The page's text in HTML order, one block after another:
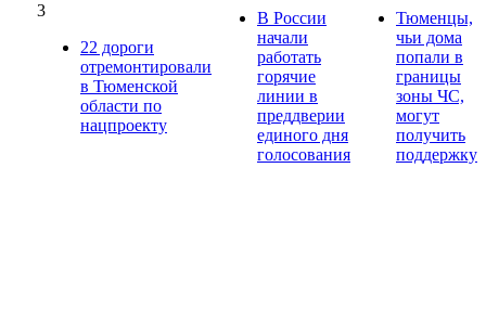
3
22 дороги
отремонтировали
в Тюменской
области по
нацпроекту
В России
начали
работать
горячие
линии в
преддверии
единого дня
голосования
Тюменцы,
чьи дома
попали в
границы
зоны ЧС,
могут
получить
поддержку